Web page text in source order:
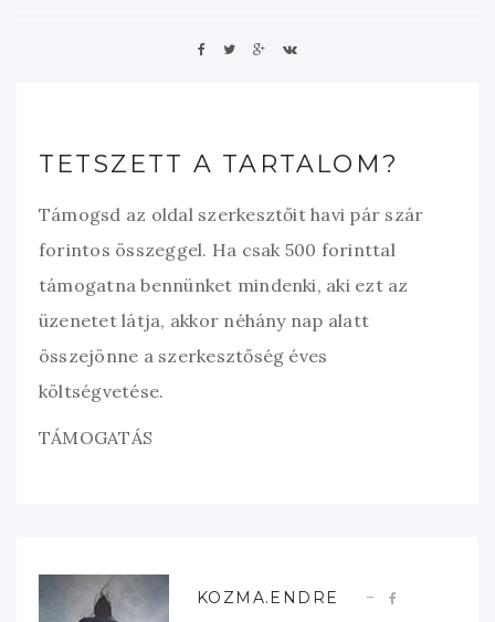
TETSZETT A TARTALOM?
Támogsd az oldal szerkesztőit havi pár szár
forintos összeggel. Ha csak 500 forinttal
támogatna bennünket mindenki, aki ezt az
üzenetet látja, akkor néhány nap alatt
összejönne a szerkesztőség éves
költségvetése.
TÁMOGATÁS
KOZMA.ENDRE